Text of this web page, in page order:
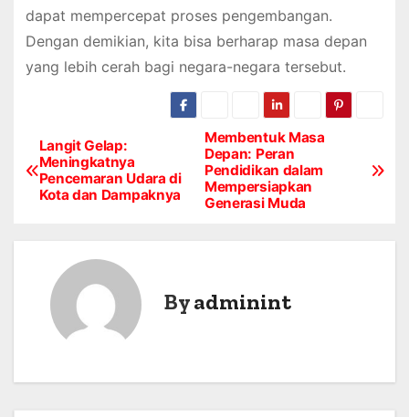
dapat mempercepat proses pengembangan.
Dengan demikian, kita bisa berharap masa depan
yang lebih cerah bagi negara-negara tersebut.
P
o
Membentuk Masa
Depan: Peran
Pendidikan dalam
Mempersiapkan
Generasi Muda
Langit Gelap:
Meningkatnya
Pencemaran Udara di
Kota dan Dampaknya
Byadminint